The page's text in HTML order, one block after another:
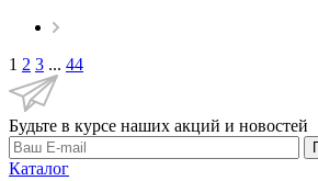
1 2 3 ... 44
Будьте в курсе наших акций и новостей
Каталог